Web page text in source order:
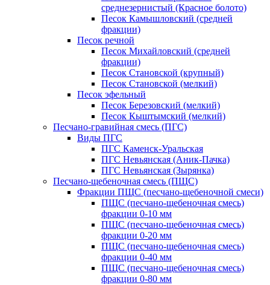
среднезернистый (Красное болото)
Песок Камышловский (средней
фракции)
Песок речной
Песок Михайловский (средней
фракции)
Песок Становской (крупный)
Песок Становской (мелкий)
Песок эфельный
Песок Березовский (мелкий)
Песок Кыштымский (мелкий)
Песчано-гравийная смесь (ПГС)
Виды ПГС
ПГС Каменск-Уральская
ПГС Невьянская (Аник-Пачка)
ПГС Невьянская (Зырянка)
Песчано-щебеночная смесь (ПЩС)
Фракции ПЩС (песчано-щебеночной смеси)
ПЩС (песчано-щебеночная смесь)
фракции 0-10 мм
ПЩС (песчано-щебеночная смесь)
фракции 0-20 мм
ПЩС (песчано-щебеночная смесь)
фракции 0-40 мм
ПЩС (песчано-щебеночная смесь)
фракции 0-80 мм